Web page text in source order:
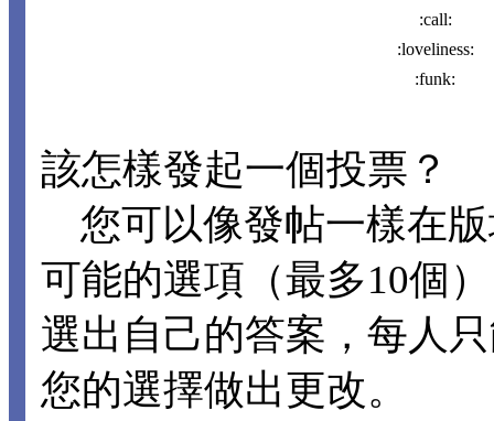
:call:
:loveliness:
:funk:
該怎樣發起一個投票？
您可以像發帖一樣在
可能的選項（最多10個
選出自己的答案，每人
您的選擇做出更改。